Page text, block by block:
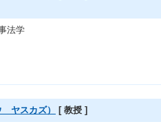
法学
ヤスカズ） [ 教授 ]